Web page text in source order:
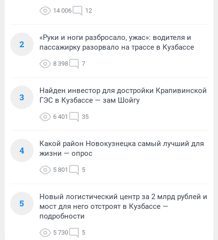
14 006 12
2
«Руки и ноги разбросало, ужас»: водителя и
пассажирку разорвало на трассе в Кузбассе
8 398 7
3
Найден инвестор для достройки Крапивинской
ГЭС в Кузбассе — зам Шойгу
6 401 35
4
Какой район Новокузнецка самый лучший для
жизни — опрос
5 801 5
5
Новый логистический центр за 2 млрд рублей и
мост для него отстроят в Кузбассе —
подробности
5 730 5